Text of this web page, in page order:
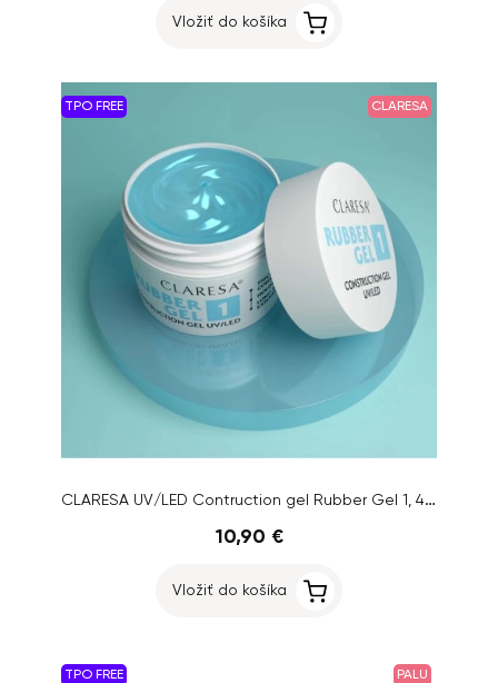
Vložiť do košíka
TPO FREE CLARESA
CLARESA UV/LED Contruction gel Rubber Gel 1, 45g
10,90 €
Vložiť do košíka
TPO FREE PALU